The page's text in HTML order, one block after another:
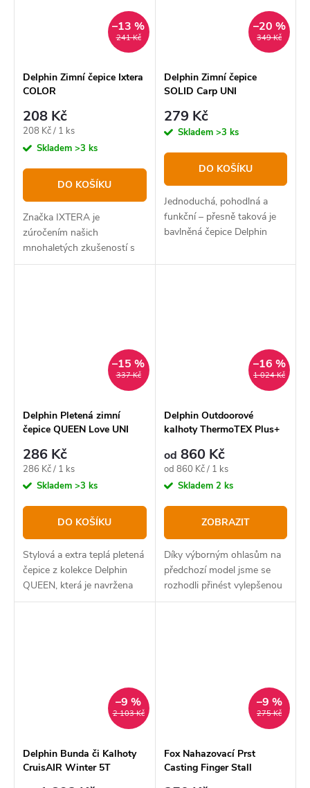
241 Kč
–13 %
Delphin Zimní čepice Ixtera
COLOR
208 Kč
Měrná
cena:
208 Kč / 1 ks
Skladem >3 ks
DO KOŠÍKU
Značka IXTERA je
zúročením našich
mnohaletých zkušeností s
vývojem a testováním
349 Kč
–20 %
Delphin Zimní čepice
SOLID Carp UNI
279 Kč
Skladem >3 ks
DO KOŠÍKU
Jednoduchá, pohodlná a
funkční – přesně taková je
bavlněná čepice Delphin
337 Kč
–15 %
Delphin Pletená zimní
čepice QUEEN Love UNI
286 Kč
Měrná
cena:
286 Kč / 1 ks
Skladem >3 ks
DO KOŠÍKU
Stylová a extra teplá pletená
čepice z kolekce Delphin
QUEEN, která je navržena
speciálně pro ženské
1 024 Kč
–16 %
Delphin Outdoorové
kalhoty ThermoTEX Plus+
od 860 Kč
Měrná
cena:
od 860 Kč / 1 ks
Skladem 2 ks
ZOBRAZIT
Díky výborným ohlasům na
předchozí model jsme se
rozhodli přinést vylepšenou
verzi, která nabízí lepší
2 103 Kč
–9 %
Delphin Bunda či Kalhoty
CruisAIR Winter 5T
275 Kč
–9 %
Fox Nahazovací Prst
Casting Finger Stall